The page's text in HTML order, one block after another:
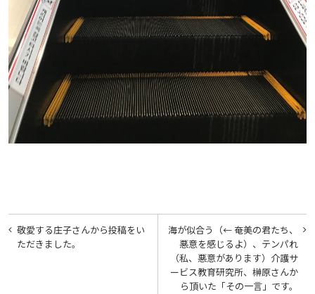
投
稿
海が似合う（← 奄美の君たち、
悪意を感じるよ）、テンパれ
（私、悪意があります）介護サ
ービス教育研究所、榊原さんか
ら頂いた「その一言」です。
敬愛する庄子さんから投稿をい
ただきました。